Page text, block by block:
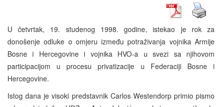
U četvrtak, 19. studenog 1998. godine, istekao je rok za
donošenje odluke o omjeru između potraživanja vojnika Armije
Bosne i Hercegovine i vojnika HVO-a u svezi sa njihovom
participacijom u procesu privatizacije u Federaciji Bosne i
Hercegovine.
Istog dana je visoki predstavnik Carlos Westendorp primio pismo